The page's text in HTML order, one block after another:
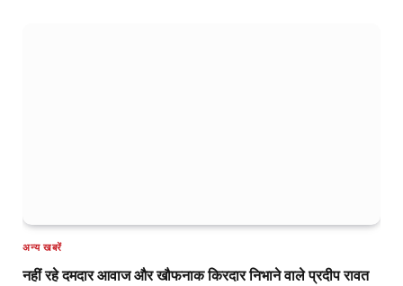
अन्य खबरें
नहीं रहे दमदार आवाज और खौफनाक किरदार निभाने वाले प्रदीप रावत